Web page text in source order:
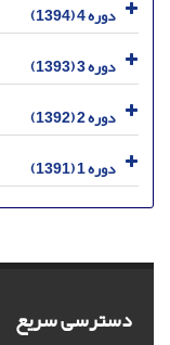
دوره 4 (1394)
دوره 3 (1393)
دوره 2 (1392)
دوره 1 (1391)
دسترسی سریع